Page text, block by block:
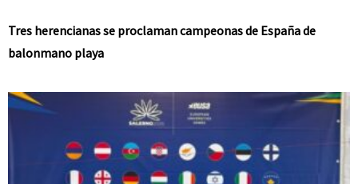
Tres herencianas se proclaman campeonas de España de
balonmano playa